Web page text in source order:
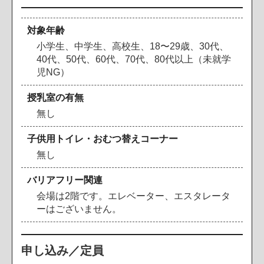
対象年齢
小学生、中学生、高校生、18〜29歳、30代、
40代、50代、60代、70代、80代以上（未就学
児NG）
授乳室の有無
無し
子供用トイレ・おむつ替えコーナー
無し
バリアフリー関連
会場は2階です。エレベーター、エスタレータ
ーはございません。
申し込み／定員